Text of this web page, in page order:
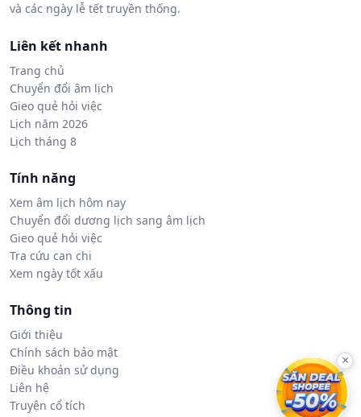
và các ngày lễ tết truyền thống.
Liên kết nhanh
Trang chủ
Chuyển đổi âm lịch
Gieo quẻ hỏi việc
Lịch năm 2026
Lịch tháng 8
Tính năng
Xem âm lịch hôm nay
Chuyển đổi dương lịch sang âm lịch
Gieo quẻ hỏi việc
Tra cứu can chi
Xem ngày tốt xấu
Thông tin
Giới thiệu
Chính sách bảo mật
Điều khoản sử dụng
Liên hệ
Truyện cổ tích
×